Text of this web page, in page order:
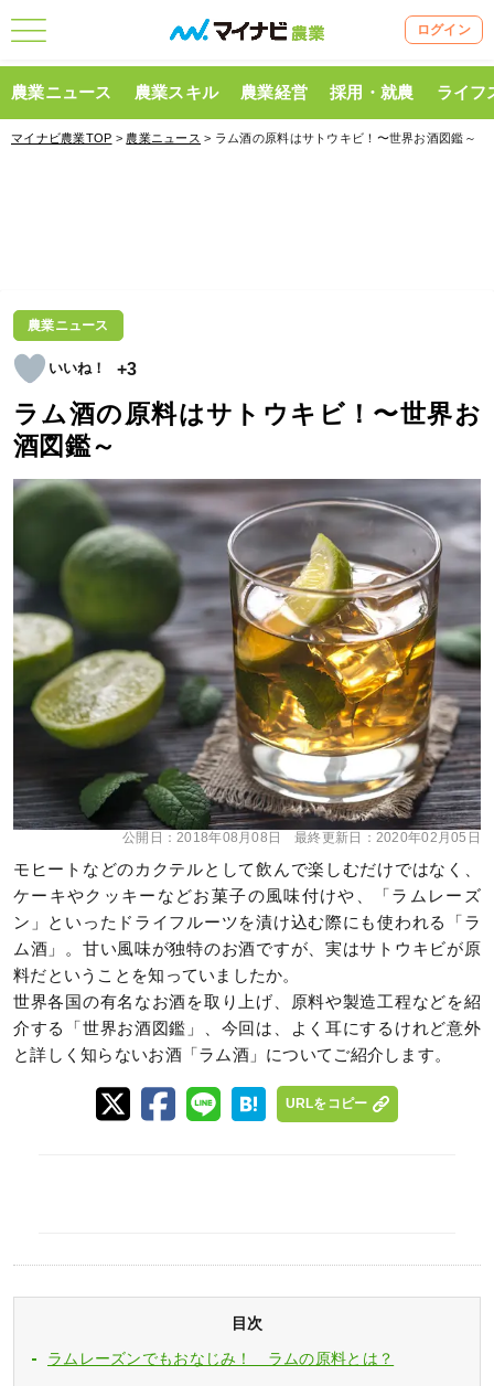
ログイン
農業ニュース 農業スキル 農業経営 採用・就農 ライフ
マイナビ農業TOP > 農業ニュース > ラム酒の原料はサトウキビ！〜世界お酒図鑑～
農業ニュース
+3
ラム酒の原料はサトウキビ！〜世界お
酒図鑑～
公開日：2018年08月08日 最終更新日： 2020年02月05日
モヒートなどのカクテルとして飲んで楽しむだけではなく、
ケーキやクッキーなどお菓子の風味付けや、「ラムレーズ
ン」といったドライフルーツを漬け込む際にも使われる「ラ
ム酒」。甘い風味が独特のお酒ですが、実はサトウキビが原
料だということを知っていましたか。
世界各国の有名なお酒を取り上げ、原料や製造工程などを紹
介する「世界お酒図鑑」、今回は、よく耳にするけれど意外
と詳しく知らないお酒「ラム酒」についてご紹介します。
URLをコピー
目次
ラムレーズンでもおなじみ！ ラムの原料とは？